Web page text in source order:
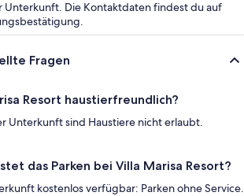
Unterkunft. Die Kontaktdaten findest du auf
Fragen
Resort haustierfreundlich?
Unterkunft sind Haustiere nicht erlaubt.
das Parken bei Villa Marisa Resort?
kostenlos verfügbar: Parken ohne Service.